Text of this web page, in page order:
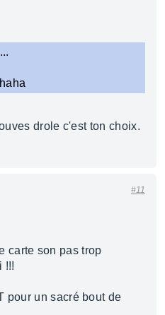
drole c'est ton choix.
#11
carte son pas trop
!!!
pour un sacré bout de